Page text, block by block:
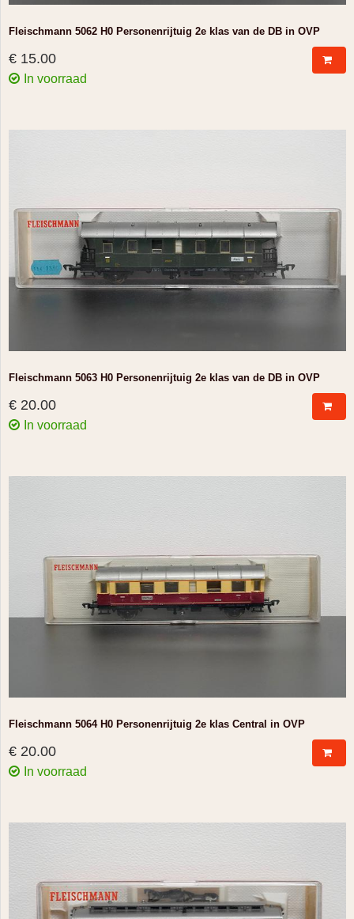
Fleischmann 5062 H0 Personenrijtuig 2e klas van de DB in OVP
€ 15.00
In voorraad
Fleischmann 5063 H0 Personenrijtuig 2e klas van de DB in OVP
€ 20.00
In voorraad
Fleischmann 5064 H0 Personenrijtuig 2e klas Central in OVP
€ 20.00
In voorraad